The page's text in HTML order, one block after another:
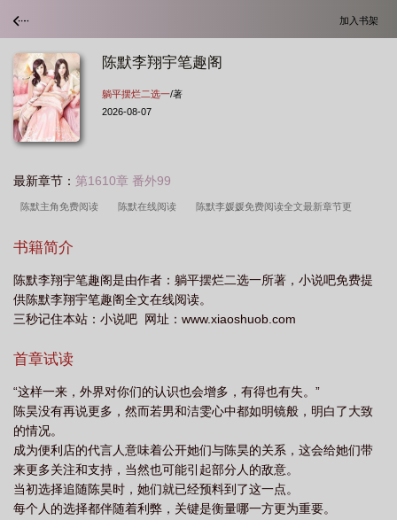
加入书架
陈默李翔宇笔趣阁
躺平摆烂二选一/著
2026-08-07
最新章节： 第1610章 番外99
陈默主角免费阅读 陈默在线阅读 陈默李媛媛免费阅读全文最新章节更
默免费阅读最新
沈翔官场免费阅读 主角陈默涵 陈默主角笔趣阁 陈默 陈默主角免费阅读
笔趣阁伦理 陈默最新章节 陈默 主角
书籍简介
陈默李翔宇笔趣阁是由作者：躺平摆烂二选一所著，小说吧免费提
供陈默李翔宇笔趣阁全文在线阅读。
三秒记住本站：小说吧 网址：www.xiaoshuob.com
首章试读
“这样一来，外界对你们的认识也会增多，有得也有失。”
陈昊没有再说更多，然而若男和洁雯心中都如明镜般，明白了大致
的情况。
成为便利店的代言人意味着公开她们与陈昊的关系，这会给她们带
来更多关注和支持，当然也可能引起部分人的敌意。
当初选择追随陈昊时，她们就已经预料到了这一点。
每个人的选择都伴随着利弊，关键是衡量哪一方更为重要。